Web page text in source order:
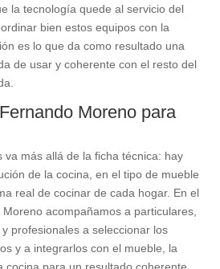
la tecnología quede al servicio del
bien estos equipos con la
es lo que da como resultado una
de usar y coherente con el resto del
Moreno para
va más allá de la ficha técnica: hay
de la cocina, en el tipo de mueble
real de cocinar de cada hogar. En el
acompañamos a particulares,
profesionales a seleccionar los
y a integrarlos con el mueble, la